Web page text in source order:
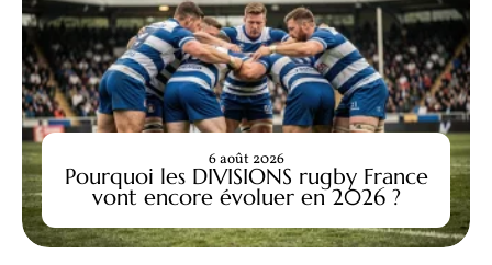
Pourquoi les DIVISIONS rugby France
vont encore évoluer en 2026 ?
6 août 2026